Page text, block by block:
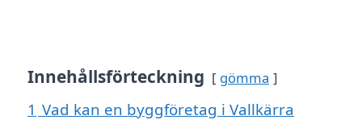
Innehållsförteckning gömma
1 Vad kan en byggföretag i Vallkärra